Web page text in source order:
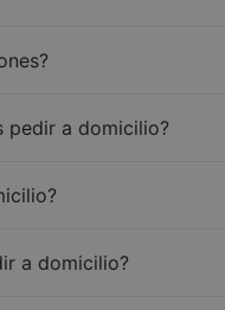
pedir a domicilio?
a domicilio?